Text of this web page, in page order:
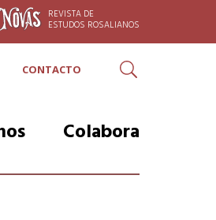
REVISTA DE
ESTUDOS ROSALIANOS
CONTACTO Buscar
Colabora
Razóns para colaborar